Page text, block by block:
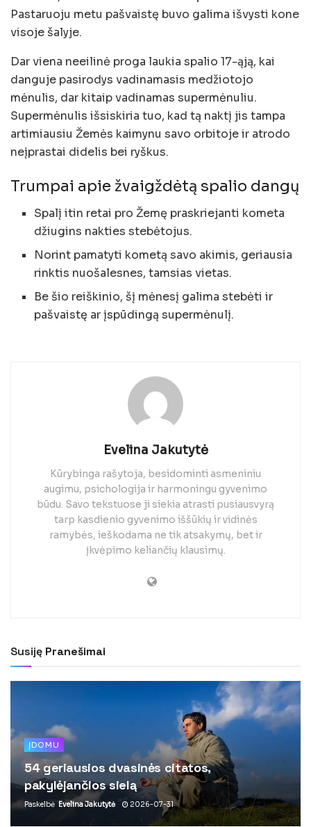
Pastaruoju metu pašvaistę buvo galima išvysti kone
visoje šalyje.
Dar viena neeilinė proga laukia spalio 17-ąją, kai
danguje pasirodys vadinamasis medžiotojo
mėnulis, dar kitaip vadinamas supermėnuliu.
Supermėnulis išsiskiria tuo, kad tą naktį jis tampa
artimiausiu Žemės kaimynu savo orbitoje ir atrodo
neįprastai didelis bei ryškus.
Trumpai apie žvaigždėtą spalio dangų
Spalį itin retai pro Žemę praskriejanti kometa
džiugins nakties stebėtojus.
Norint pamatyti kometą savo akimis, geriausia
rinktis nuošalesnes, tamsias vietas.
Be šio reiškinio, šį mėnesį galima stebėti ir
pašvaistę ar įspūdingą supermėnulį.
Evelina Jakutytė
Kūrybinga rašytoja, besidominti asmeniniu
augimu, psichologija ir harmoningu gyvenimo
būdu. Savo tekstuose ji siekia atrasti pusiausvyrą
tarp kasdienio gyvenimo iššūkių ir vidinės
ramybės, ieškodama ne tik atsakymų, bet ir
įkvėpimo keliančių klausimų.
Susiję Pranešimai
ĮDOMU
54 geriausios dvasinės citatos,
pakylėjančios sielą
Paskelbė Evelina Jakutytė 2026-07-31